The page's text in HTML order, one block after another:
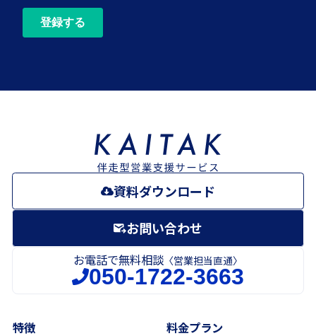
資料ダウンロード
お問い合わせ
お電話で無料相談 〈営業担当直通〉
050-1722-3663
特徴 料金プラン